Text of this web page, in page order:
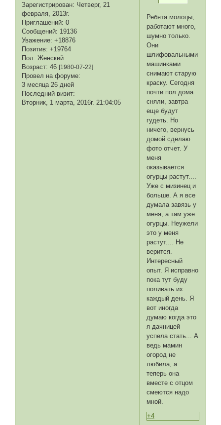
Зарегистрирован: Четверг, 21
февраля, 2013г.
Приглашений: 0
Сообщений: 19136
Уважение: +18876
Позитив: +19764
Пол: Женский
Возраст: 46[1980-07-22]
Провел на форуме:
3 месяца 26 дней
Последний визит:
Вторник, 1 марта, 2016г. 21:04:05
Ребята молоцы,
работают много,
шумно только.
Они
шлифовальными
машинками
снимают старую
краску. Сегодня
почти пол дома
сняли, завтра
еще будут
гудеть. Но
ничего, вернусь
домой сделаю
фото отчет. У
меня
оказывается
огурцы растут....
Уже с мизинец и
больше. А я все
думала завязь у
меня, а там уже
огурцы. Неужели
это у меня
растут.... Не
верится.
Интересный
опыт. Я исправно
пока тут буду
поливать их
каждый день. Я
вот иногда
думаю когда это
я дачницей
успела стать... А
ведь мамин
огород не
любила, а
теперь она
вместе с отцом
смеются надо
мной.
+4